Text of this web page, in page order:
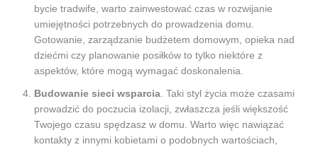
bycie tradwife, warto zainwestować czas w rozwijanie
umiejętności potrzebnych do prowadzenia domu.
Gotowanie, zarządzanie budżetem domowym, opieka nad
dziećmi czy planowanie posiłków to tylko niektóre z
aspektów, które mogą wymagać doskonalenia.
Budowanie sieci wsparcia. Taki styl życia może czasami
prowadzić do poczucia izolacji, zwłaszcza jeśli większość
Twojego czasu spędzasz w domu. Warto więc nawiązać
kontakty z innymi kobietami o podobnych wartościach,